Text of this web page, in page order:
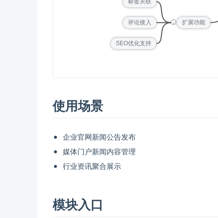
- 扩展功能
标签关联
评论接入
SEO优化支持
使用场景
企业官网新闻公告发布
媒体门户新闻内容管理
行业资讯聚合展示
模块入口